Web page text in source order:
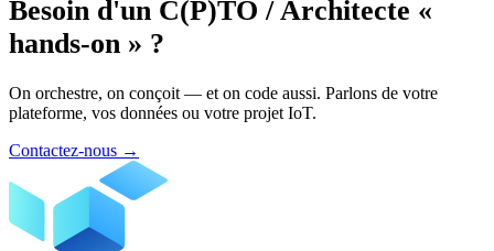
Besoin d'un C(P)TO / Architecte «
hands-on » ?
On orchestre, on conçoit — et on code aussi. Parlons de votre
plateforme, vos données ou votre projet IoT.
Contactez-nous →